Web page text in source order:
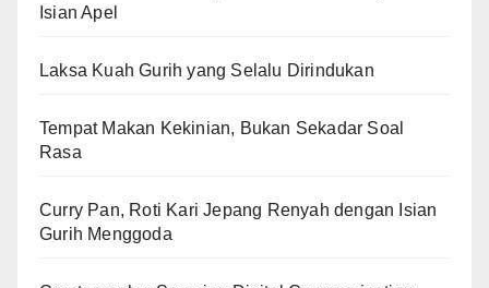
Isian Apel
Laksa Kuah Gurih yang Selalu Dirindukan
Tempat Makan Kekinian, Bukan Sekadar Soal
Rasa
Curry Pan, Roti Kari Jepang Renyah dengan Isian
Gurih Menggoda